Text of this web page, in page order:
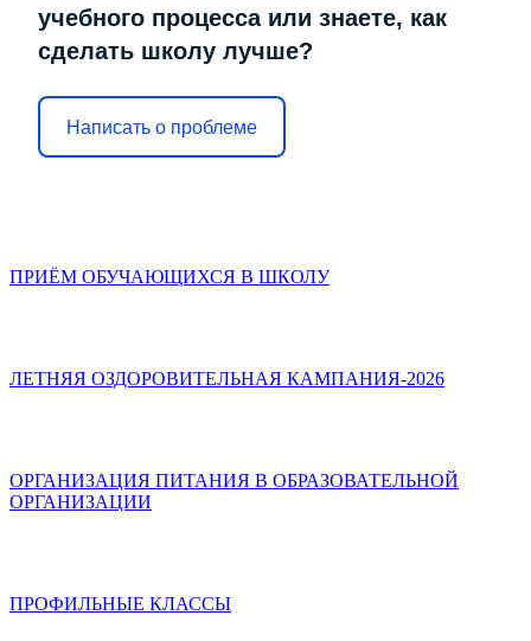
учебного процесса или знаете, как
сделать школу лучше?
Написать о проблеме
ПРИЁМ ОБУЧАЮЩИХСЯ В ШКОЛУ
ЛЕТНЯЯ ОЗДОРОВИТЕЛЬНАЯ КАМПАНИЯ-2026
ОРГАНИЗАЦИЯ ПИТАНИЯ В ОБРАЗОВАТЕЛЬНОЙ
ОРГАНИЗАЦИИ
ПРОФИЛЬНЫЕ КЛАССЫ